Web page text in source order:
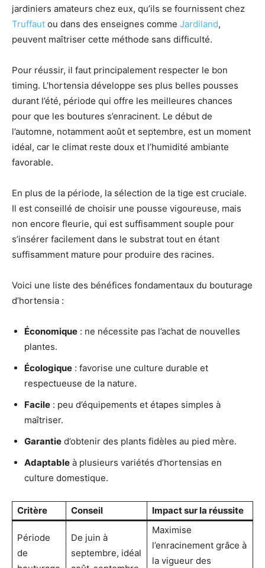
jardiniers amateurs chez eux, qu’ils se fournissent chez
Truffaut ou dans des enseignes comme Jardiland,
peuvent maîtriser cette méthode sans difficulté.
Pour réussir, il faut principalement respecter le bon
timing. L’hortensia développe ses plus belles pousses
durant l’été, période qui offre les meilleures chances
pour que les boutures s’enracinent. Le début de
l’automne, notamment août et septembre, est un moment
idéal, car le climat reste doux et l’humidité ambiante
favorable.
En plus de la période, la sélection de la tige est cruciale.
Il est conseillé de choisir une pousse vigoureuse, mais
non encore fleurie, qui est suffisamment souple pour
s’insérer facilement dans le substrat tout en étant
suffisamment mature pour produire des racines.
Voici une liste des bénéfices fondamentaux du bouturage
d’hortensia :
Économique : ne nécessite pas l’achat de nouvelles
plantes.
Écologique : favorise une culture durable et
respectueuse de la nature.
Facile : peu d’équipements et étapes simples à
maîtriser.
Garantie d’obtenir des plants fidèles au pied mère.
Adaptable à plusieurs variétés d’hortensias en
culture domestique.
Critère Conseil Impact sur la réussite
Période
de
De juin à
septembre, idéal
Maximise
l’enracinement grâce à
la vigueur des